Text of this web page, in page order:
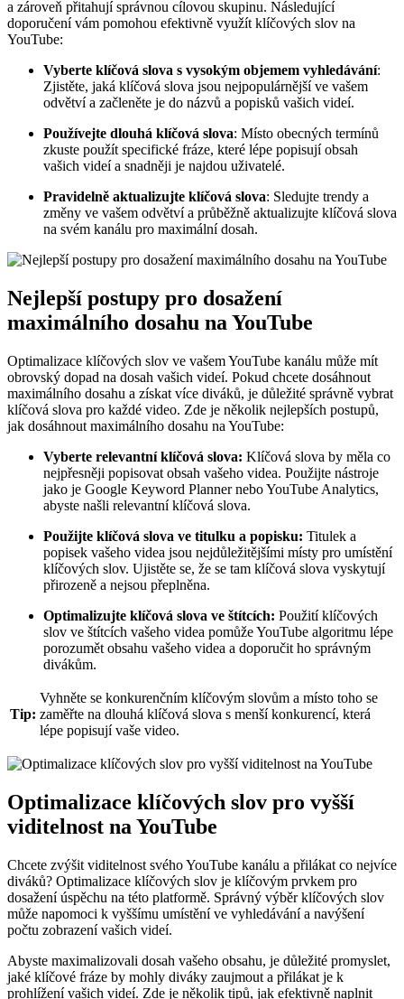
a zároveň přitahují správnou cílovou skupinu. Následující
doporučení vám pomohou efektivně využít klíčových slov na
YouTube:
Vyberte klíčová slova s vysokým objemem vyhledávání:
Zjistěte, jaká klíčová slova jsou nejpopulárnější ve vašem
odvětví a začleněte je do názvů a popisků vašich videí.
Používejte dlouhá klíčová slova: Místo obecných termínů
zkuste použít specifické fráze, které lépe popisují obsah
vašich videí a snadněji je najdou uživatelé.
Pravidelně aktualizujte klíčová slova: Sledujte trendy a
změny ve vašem odvětví a průběžně aktualizujte klíčová slova
na svém kanálu pro maximální dosah.
Nejlepší postupy pro dosažení
maximálního dosahu na YouTube
Optimalizace klíčových slov ve vašem YouTube kanálu může mít
obrovský dopad na dosah vašich videí. Pokud chcete dosáhnout
maximálního dosahu a získat více diváků, je důležité správně vybrat
klíčová slova pro každé video. Zde je několik nejlepších postupů,
jak dosáhnout maximálního dosahu na YouTube:
Vyberte relevantní klíčová slova: Klíčová slova by měla co
nejpřesněji popisovat obsah vašeho videa. Použijte nástroje
jako je Google Keyword Planner nebo YouTube Analytics,
abyste našli relevantní klíčová slova.
Použijte klíčová slova ve titulku a popisku: Titulek a
popisek vašeho videa jsou nejdůležitějšími místy pro umístění
klíčových slov. Ujistěte se, že se tam klíčová slova vyskytují
přirozeně a nejsou přeplněna.
Optimalizujte klíčová slova ve štítcích: Použití klíčových
slov ve štítcích vašeho videa pomůže YouTube algoritmu lépe
porozumět obsahu vašeho videa a doporučit ho správným
divákům.
Tip:
Vyhněte se konkurenčním klíčovým slovům a místo toho se
zaměřte na dlouhá klíčová slova s menší konkurencí, která
lépe popisují vaše video.
Optimalizace klíčových slov pro vyšší
viditelnost na YouTube
Chcete zvýšit viditelnost svého YouTube kanálu a přilákat co nejvíce
diváků? Optimalizace klíčových slov je klíčovým prvkem pro
dosažení úspěchu na této platformě. Správný výběr klíčových slov
může napomoci k vyššímu umístění ve vyhledávání a navýšení
počtu zobrazení vašich videí.
Abyste maximalizovali dosah vašeho obsahu, je důležité promyslet,
jaké klíčové fráze by mohly diváky zaujmout a přilákat je k
prohlížení vašich videí. Zde je několik tipů, jak efektivně naplnit